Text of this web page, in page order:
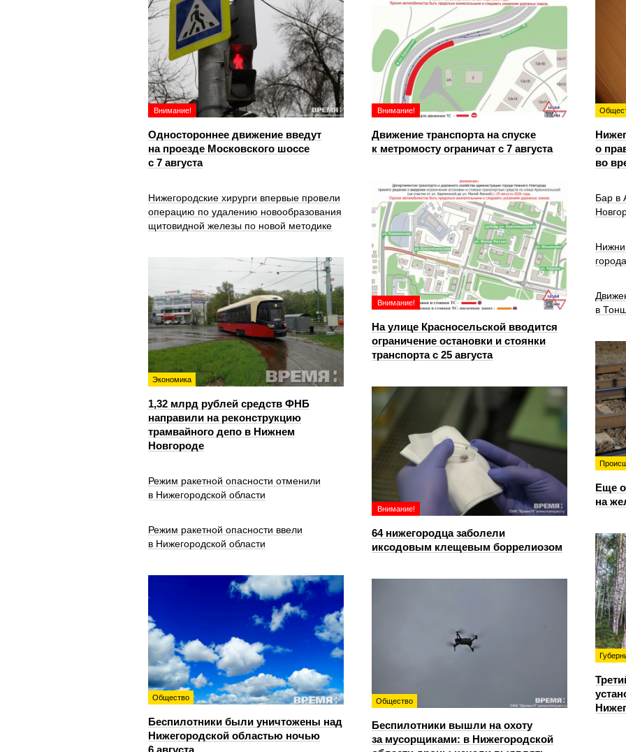
Внимание!
Одностороннее движение введут
на проезде Московского шоссе
с 7 августа
Внимание!
Движение транспорта на спуске
к метромосту ограничат с 7 августа
о
во
Внимание!
На улице Красносельской вводится
ограничение остановки и стоянки
транспорта с 25 августа
Нижегородские хирурги впервые провели
операцию по удалению новообразования
щитовидной железы по новой методике
Бар в
Экономика
1,32 млрд рублей средств ФНБ
направили на реконструкцию
трамвайного депо в Нижнем
Новгороде
в
Еще
на
Внимание!
64 нижегородца заболели
иксодовым клещевым боррелиозом
Режим ракетной опасности отменили
в Нижегородской области
Режим ракетной опасности ввели
в Нижегородской области
Общество
Беспилотники были уничтожены над
Нижегородской областью ночью
6 августа
Общество
Беспилотники вышли на охоту
за мусорщиками: в Нижегородской